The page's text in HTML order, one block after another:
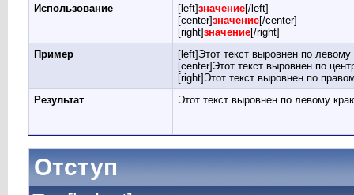
Использование [left]значение[/left]
[center]значение[/center]
[right]значение[/right]
Пример
[left]Этот текст выровнен по
[center]Этот текст выровнен по
[right]Этот текст выровнен по
Результат
Этот текст выровнен по левому
Отступ